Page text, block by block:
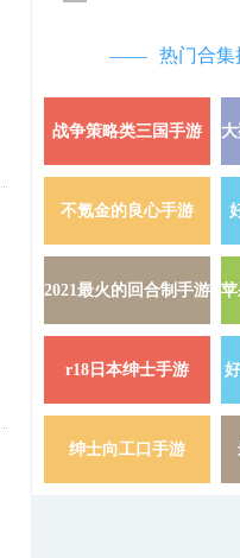
热门合集
战争策略类三国手游
不氪金的良心手游
2021最火的回合制手游
r18日本绅士手游
绅士向工口手游